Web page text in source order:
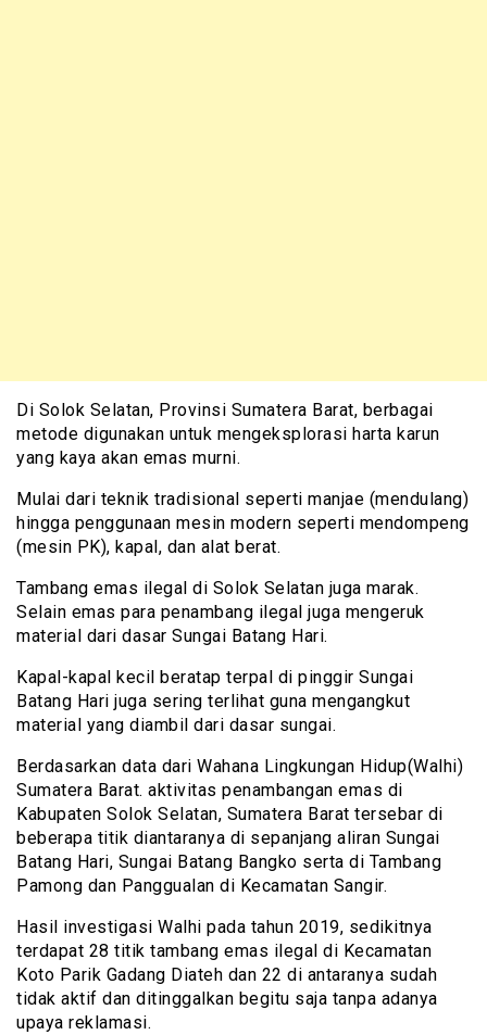
Di Solok Selatan, Provinsi Sumatera Barat, berbagai
metode digunakan untuk mengeksplorasi harta karun
yang kaya akan emas murni.
Mulai dari teknik tradisional seperti manjae (mendulang)
hingga penggunaan mesin modern seperti mendompeng
(mesin PK), kapal, dan alat berat.
Tambang emas ilegal di Solok Selatan juga marak.
Selain emas para penambang ilegal juga mengeruk
material dari dasar Sungai Batang Hari.
Kapal-kapal kecil beratap terpal di pinggir Sungai
Batang Hari juga sering terlihat guna mengangkut
material yang diambil dari dasar sungai.
Berdasarkan data dari Wahana Lingkungan Hidup(Walhi)
Sumatera Barat. aktivitas penambangan emas di
Kabupaten Solok Selatan, Sumatera Barat tersebar di
beberapa titik diantaranya di sepanjang aliran Sungai
Batang Hari, Sungai Batang Bangko serta di Tambang
Pamong dan Panggualan di Kecamatan Sangir.
Hasil investigasi Walhi pada tahun 2019, sedikitnya
terdapat 28 titik tambang emas ilegal di Kecamatan
Koto Parik Gadang Diateh dan 22 di antaranya sudah
tidak aktif dan ditinggalkan begitu saja tanpa adanya
upaya reklamasi.